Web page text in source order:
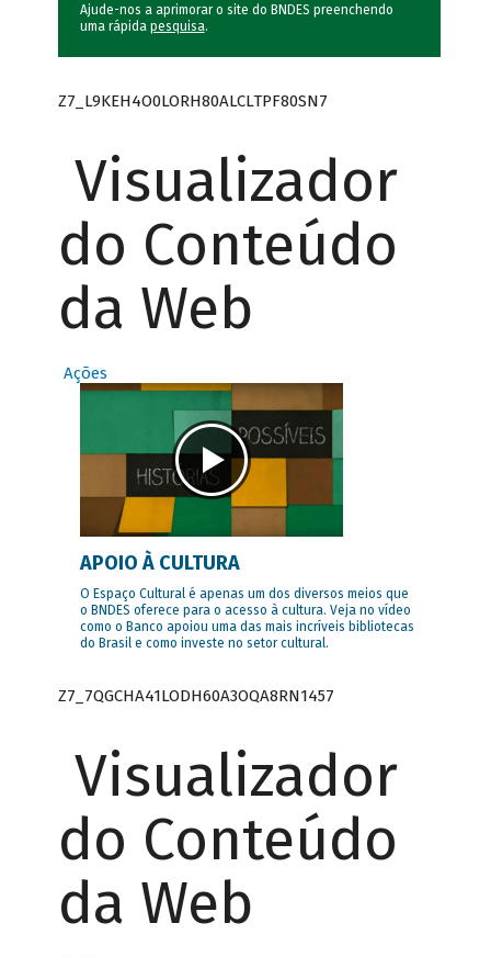
Ajude-nos a aprimorar o site do BNDES preenchendo
uma rápida pesquisa.
Z7_L9KEH4O0LORH80ALCLTPF80SN7
Visualizador
do Conteúdo
da Web
Ações
APOIO À CULTURA
O Espaço Cultural é apenas um dos diversos meios que
o BNDES oferece para o acesso à cultura. Veja no vídeo
como o Banco apoiou uma das mais incríveis bibliotecas
do Brasil e como investe no setor cultural.
Z7_7QGCHA41LODH60A3OQA8RN1457
Visualizador
do Conteúdo
da Web